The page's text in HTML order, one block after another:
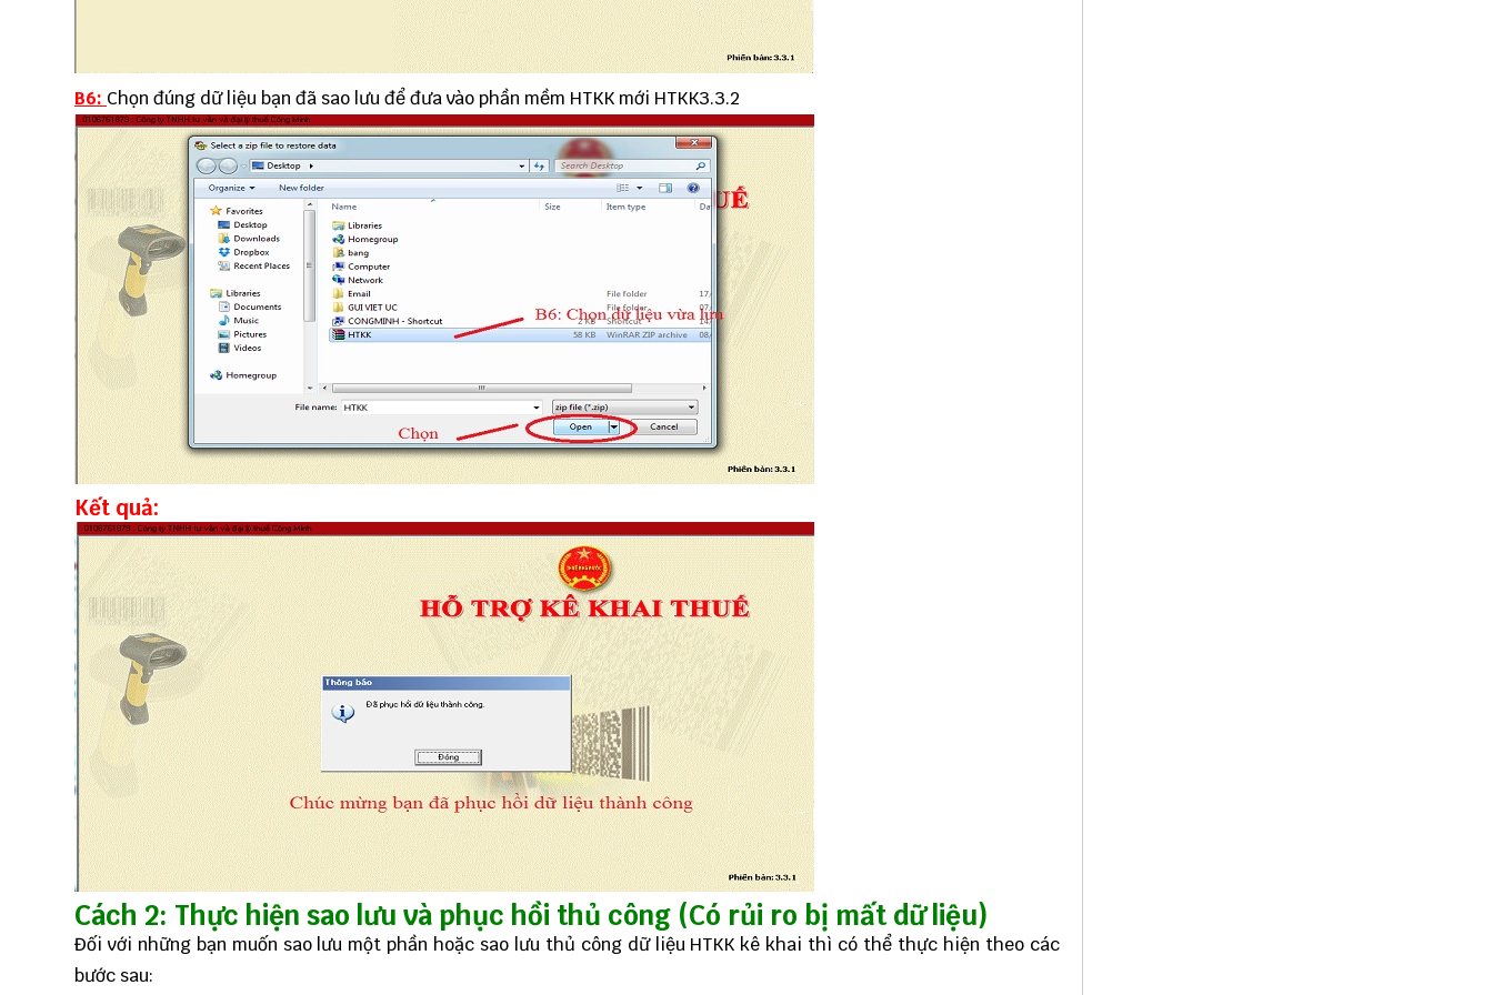
B6: Chọn đúng dữ liệu bạn đã sao lưu để đưa vào phần mềm HTKK mới HTKK3.3.2
Kết quả:
Cách 2: Thực hiện sao lưu và phục hồi thủ công (Có rủi ro bị mất dữ liệu)
Đối với những bạn muốn sao lưu một phần hoặc sao lưu thủ công dữ liệu HTKK kê khai thì có thể thực hiện theo các
bước sau: